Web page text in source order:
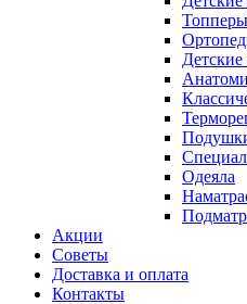
Одеяла
Акции
Советы
Доставка и оплата
Контакты